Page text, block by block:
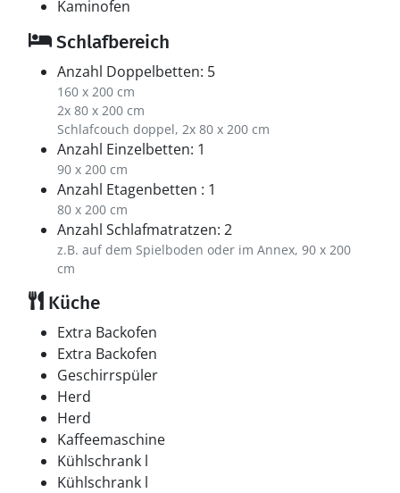
Kaminofen
Schlafbereich
Anzahl Doppelbetten: 5
160 x 200 cm
2x 80 x 200 cm
Schlafcouch doppel, 2x 80 x 200 cm
Anzahl Einzelbetten: 1
90 x 200 cm
Anzahl Etagenbetten : 1
80 x 200 cm
Anzahl Schlafmatratzen: 2
z.B. auf dem Spielboden oder im Annex, 90 x 200
cm
Küche
Extra Backofen
Extra Backofen
Geschirrspüler
Herd
Herd
Kaffeemaschine
Kühlschrank l
Kühlschrank l